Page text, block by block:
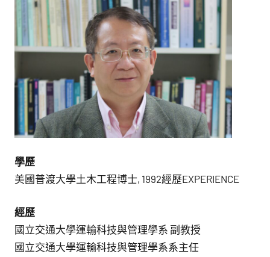
NYCU
Museum
學歷
美國普渡大學土木工程博士, 1992經歷EXPERIENCE
經歷
國立交通大學運輸科技與管理學系 副教授
國立交通大學運輸科技與管理學系系主任